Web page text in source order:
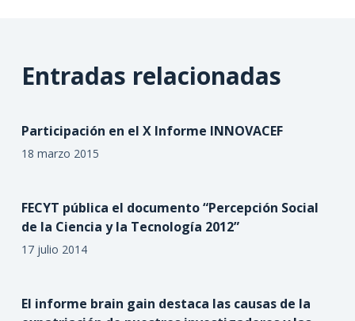
Entradas relacionadas
Participación en el X Informe INNOVACEF
18 marzo 2015
FECYT pública el documento “Percepción Social
de la Ciencia y la Tecnología 2012”
17 julio 2014
El informe brain gain destaca las causas de la